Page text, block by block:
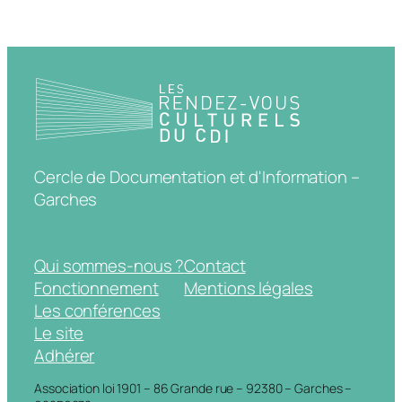
Cercle de Documentation et d'Information –
Garches
Qui sommes-nous ?
Fonctionnement
Les conférences
Le site
Adhérer
Contact
Mentions légales
Association loi 1901 – 86 Grande rue – 92380 – Garches –